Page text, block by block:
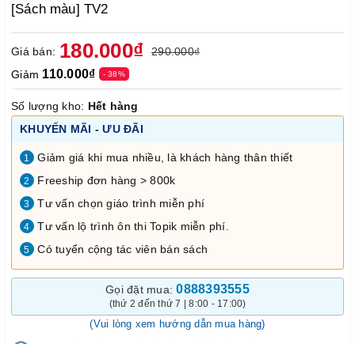
[Sách màu] TV2
Giá bán: 180.000₫
290.000₫
Giảm 110.000₫ - 38%
Số lượng kho: Hết hàng
KHUYẾN MÃI - ƯU ĐÃI
1 Giảm giá khi mua nhiều, là khách hàng thân thiết
2 Freeship đơn hàng > 800k
3 Tư vấn chọn giáo trình miễn phí
4 Tư vấn lộ trình ôn thi Topik miễn phí.
5 Có tuyển cộng tác viên bán sách
Gọi đặt mua:0888393555
(thứ 2 đến thứ 7 | 8:00 - 17:00)
(Vui lòng xem hướng dẫn mua hàng)